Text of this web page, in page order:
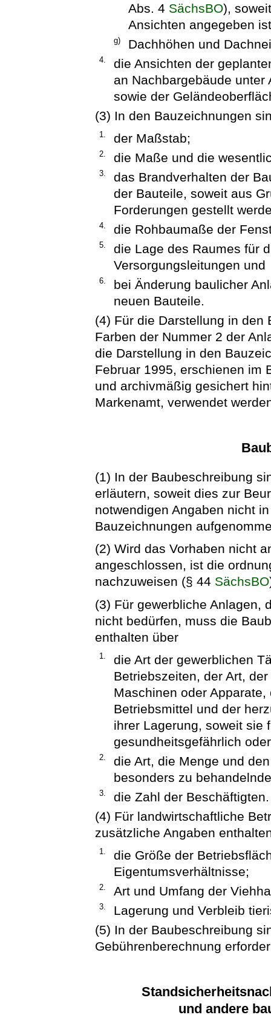
Abs. 4 SächsBO),
Ansichten angegeben
g) Dachhöhen und
4.
die Ansichten der
an Nachbargebäude
sowie der
(3) In den Bauzeichnungen
1. der Maßstab;
2. die Maße und die
3.
das Brandverhalten der
der Bauteile, soweit aus
Forderungen gestellt
4. die Rohbaumaße der
5.
die Lage des Raumes für
Versorgungsleitungen und
6.
bei Änderung baulicher
neuen Bauteile.
(4) Für die Darstellung in den
Farben der Nummer 2 der
die Darstellung in den
Februar 1995, erschienen im
und archivmäßig gesichert
Markenamt, verwendet
(1) In der Baubeschreibung
erläutern, soweit dies zur
notwendigen Angaben nicht
Bauzeichnungen
(2) Wird das Vorhaben nicht
angeschlossen, ist die
nachzuweisen (§ 44 SächsBO
(3) Für gewerbliche Anlagen,
nicht bedürfen, muss die
enthalten über
1.
die Art der gewerblichen
Betriebszeiten, der Art,
Maschinen oder
Betriebsmittel und der
ihrer Lagerung, soweit sie
gesundheitsgefährlich
2.
die Art, die Menge und
besonders zu
3.
die Zahl der Beschäftigten.
(4) Für landwirtschaftliche
zusätzliche Angaben
1.
die Größe der
Eigentumsverhältnisse;
2. Art und Umfang der
3.
Lagerung und Verbleib
(5) In der Baubeschreibung
Gebührenberechnung
und andere